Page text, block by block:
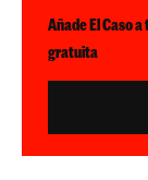
Añade El Caso
gratuita